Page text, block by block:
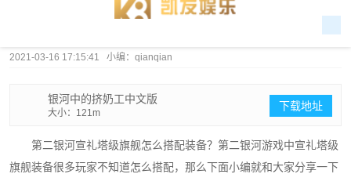
2021-03-16 17:15:41 小编：qianqian
银河中的挤奶工中文版
大小：121m
下载地址
第二银河宣礼塔级旗舰怎么搭配装备？第二银河游戏中宣礼塔级
旗舰装备很多玩家不知道怎么搭配，那么下面小编就和大家分享一下